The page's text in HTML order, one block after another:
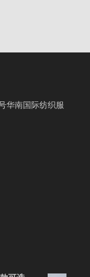
华南国际纺织服